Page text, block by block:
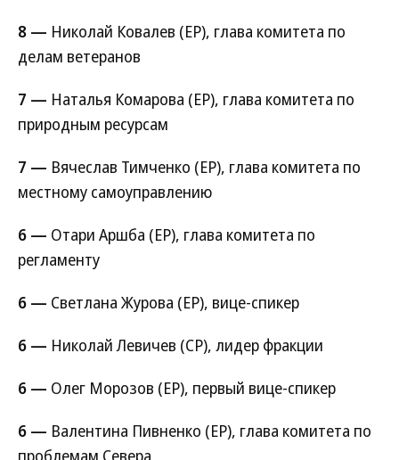
8 — Николай Ковалев (ЕР), глава комитета по
делам ветеранов
7 — Наталья Комарова (ЕР), глава комитета по
природным ресурсам
7 — Вячеслав Тимченко (ЕР), глава комитета по
местному самоуправлению
6 — Отари Аршба (ЕР), глава комитета по
регламенту
6 — Светлана Журова (ЕР), вице-спикер
6 — Николай Левичев (СР), лидер фракции
6 — Олег Морозов (ЕР), первый вице-спикер
6 — Валентина Пивненко (ЕР), глава комитета по
проблемам Севера